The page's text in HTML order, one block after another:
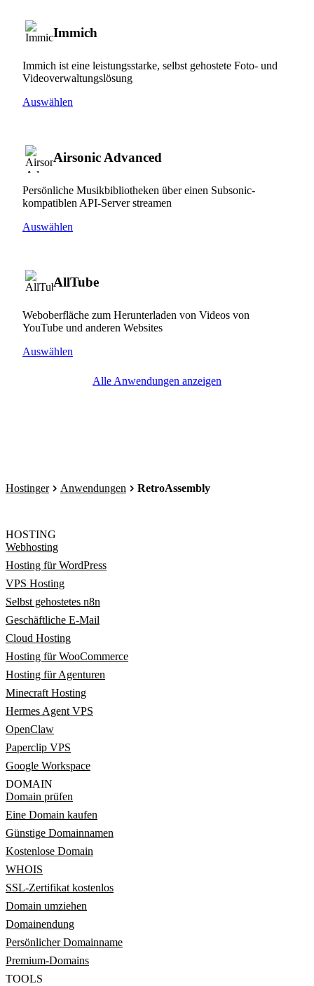
Immich
Immich ist eine leistungsstarke, selbst gehostete Foto- und
Videoverwaltungslösung
Auswählen
Airsonic Advanced
Persönliche Musikbibliotheken über einen Subsonic-
kompatiblen API-Server streamen
Auswählen
AllTube
Weboberfläche zum Herunterladen von Videos von
YouTube und anderen Websites
Auswählen
Alle Anwendungen anzeigen
Hostinger Anwendungen RetroAssembly
HOSTING
Webhosting
Hosting für WordPress
VPS Hosting
Selbst gehostetes n8n
Geschäftliche E-Mail
Cloud Hosting
Hosting für WooCommerce
Hosting für Agenturen
Minecraft Hosting
Hermes Agent VPS
OpenClaw
Paperclip VPS
Google Workspace
DOMAIN
Domain prüfen
Eine Domain kaufen
Günstige Domainnamen
Kostenlose Domain
WHOIS
SSL-Zertifikat kostenlos
Domain umziehen
Domainendung
Persönlicher Domainname
Premium-Domains
TOOLS